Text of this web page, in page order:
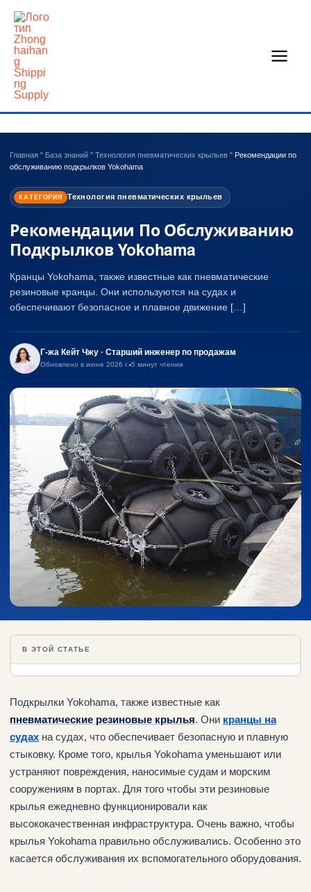
Перейти
содержанию
Главная " База знаний " Технология пневматических крыльев " Рекомендации по
обслуживанию подкрылков Yokohama
КАТЕГОРИЯ Технология пневматических крыльев
Рекомендации По Обслуживанию
Подкрылков Yokohama
Кранцы Yokohama, также известные как пневматические
резиновые кранцы. Они используются на судах и
обеспечивают безопасное и плавное движение […]
Г-жа Кейт Чжу · Старший инженер по продажам
Обновлено в июне 2026 г. 5 минут чтения
В ЭТОЙ СТАТЬЕ
Подкрылки Yokohama, также известные как
пневматические резиновые крылья. Они кранцы на
судах на судах, что обеспечивает безопасную и плавную
стыковку. Кроме того, крылья Yokohama уменьшают или
устраняют повреждения, наносимые судам и морским
сооружениям в портах. Для того чтобы эти резиновые
крылья ежедневно функционировали как
высококачественная инфраструктура. Очень важно, чтобы
крылья Yokohama правильно обслуживались. Особенно это
касается обслуживания их вспомогательного оборудования.